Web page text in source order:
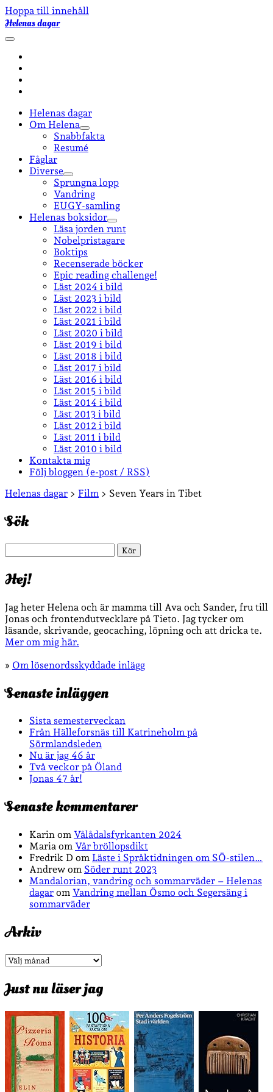
Hoppa till innehåll
Helenas dagar
öppna
Helenas dagar
Om Helena
öppna
undermeny
Snabbfakta
Resumé
Fåglar
Diverse
öppna
undermeny
Sprungna lopp
Vandring
EUGY-samling
Helenas boksidor
öppna
undermeny
Läsa jorden runt
Nobelpristagare
Boktips
Recenserade böcker
Epic reading challenge!
Läst 2024 i bild
Läst 2023 i bild
Läst 2022 i bild
Läst 2021 i bild
Läst 2020 i bild
Läst 2019 i bild
Läst 2018 i bild
Läst 2017 i bild
Läst 2016 i bild
Läst 2015 i bild
Läst 2014 i bild
Läst 2013 i bild
Läst 2012 i bild
Läst 2011 i bild
Läst 2010 i bild
Kontakta mig
Följ bloggen (e-post / RSS)
Sidopanel
Helenas dagar > Film > Seven Years in Tibet
Sök
Hej!
Jag heter Helena och är mamma till Ava och Sander, fru till
Jonas och frontendutvecklare på Tieto. Jag tycker om
läsande, skrivande, geocaching, löpning och att dricka te.
Mer om mig här.
» Om lösenordsskyddade inlägg
Senaste inläggen
Sista semesterveckan
Från Hälleforsnäs till Katrineholm på
Sörmlandsleden
Nu är jag 46 år
Två veckor på Öland
Jonas 47 år!
Senaste kommentarer
Karin om Vålådalsfyrkanten 2024
Maria om Vår bröllopsdikt
Fredrik D om Läste i Språktidningen om SÖ-stilen…
Andrew om Söder runt 2023
Mandalorian, vandring och sommarväder – Helenas
dagar om Vandring mellan Ösmo och Segersäng i
sommarväder
Arkiv
Arkiv
Just nu läser jag